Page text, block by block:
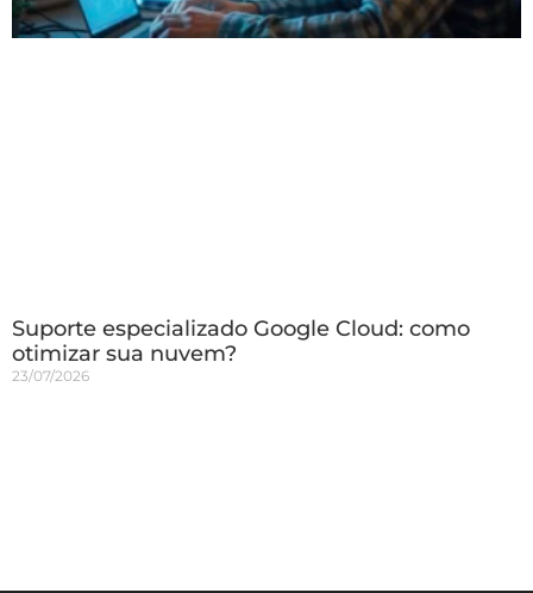
Suporte especializado Google Cloud: como
otimizar sua nuvem?
23/07/2026